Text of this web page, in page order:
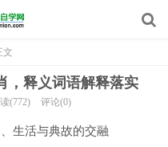
文
，释义词语解释落实
(772) 评论(0)
生活与典故的交融